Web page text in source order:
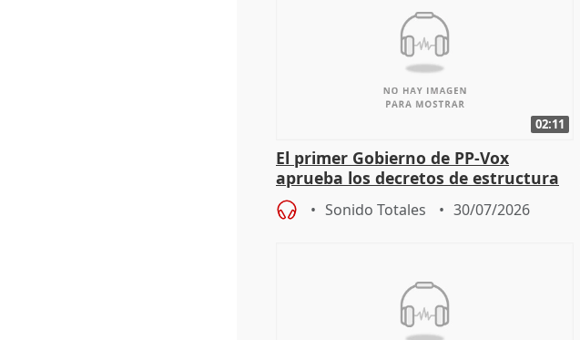
02:11
El primer Gobierno de PP-Vox
aprueba los decretos de estructura
de sus consejerías
Sonido Totales 30/07/2026